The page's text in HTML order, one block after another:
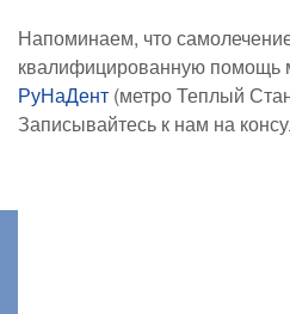
Напоминаем, что
квалифицированную помощь
РуНаДент (метро Теплый
Записывайтесь к нам на